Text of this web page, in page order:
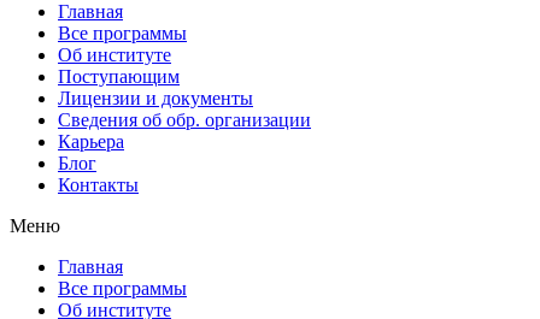
Главная
Все программы
Об институте
Поступающим
Лицензии и документы
Сведения об обр. организации
Карьера
Блог
Контакты
Меню
Главная
Все программы
Об институте